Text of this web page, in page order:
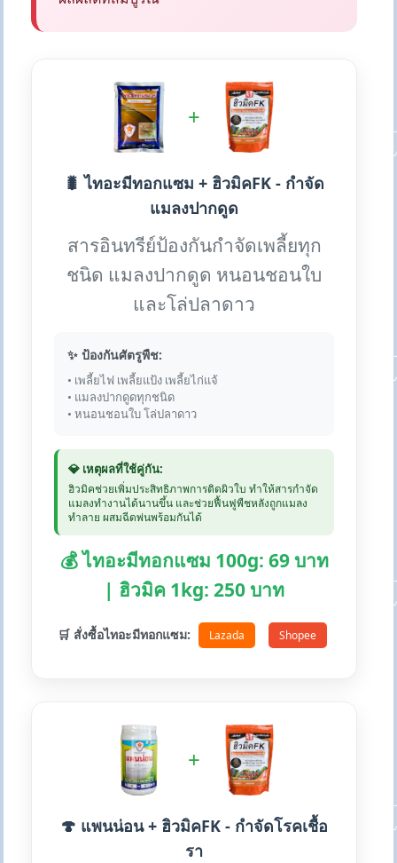
+
🐛 ไทอะมีทอกแซม + ฮิวมิคFK - กำจัด
แมลงปากดูด
สารอินทรีย์ป้องกันกำจัดเพลี้ยทุก
ชนิด แมลงปากดูด หนอนชอนใบ
และโล่ปลาดาว
✨ ป้องกันศัตรูพืช:
• เพลี้ยไฟ เพลี้ยแป้ง เพลี้ยไก่แจ้
• แมลงปากดูดทุกชนิด
• หนอนชอนใบ โล่ปลาดาว
💎 เหตุผลที่ใช้คู่กัน:
ฮิวมิคช่วยเพิ่มประสิทธิภาพการติดผิวใบ ทำให้สารกำจัด
แมลงทำงานได้นานขึ้น และช่วยฟื้นฟูพืชหลังถูกแมลง
ทำลาย ผสมฉีดพ่นพร้อมกันได้
💰 ไทอะมีทอกแซม 100g: 69 บาท
| ฮิวมิค 1kg: 250 บาท
🛒 สั่งซื้อไทอะมีทอกแซม: Lazada Shopee
+
🍄 แพนน่อน + ฮิวมิคFK - กำจัดโรคเชื้อ
รา